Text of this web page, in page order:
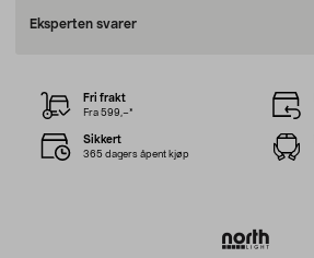
Eksperten svarer
Fri frakt
Fra 599,–*
Sikkert
365 dagers åpent kjøp